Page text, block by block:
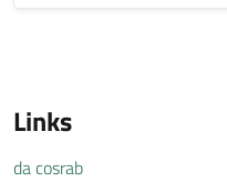
Links
da cosrab